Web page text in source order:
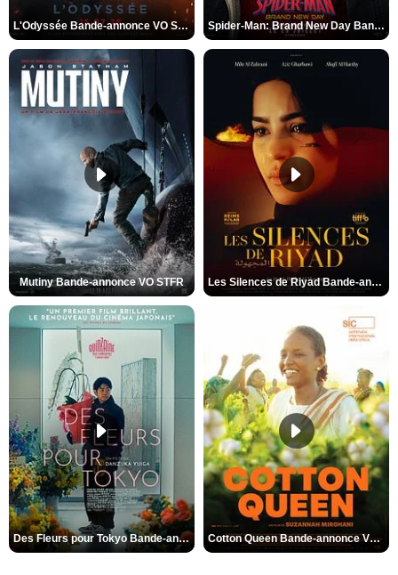
L'Odyssée Bande-annonce VO STFR Spider-Man: Brand New Day Bande-annonce VO STFR
Mutiny Bande-annonce VO STFR Les Silences de Riyad Bande-annonce VO STFR
Des Fleurs pour Tokyo Bande-annonce VO STFR Cotton Queen Bande-annonce VO STFR